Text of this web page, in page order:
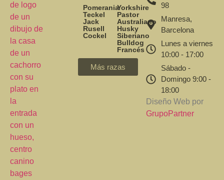
Pomerania
Teckel
Jack
Rusell
Cockel
Yorkshire
Pastor
Australiano
Husky
Siberiano
Bulldog
Francés
Más razas
98
Manresa,
Barcelona
Lunes a viernes
10:00 - 17:00
Sábado -
Domingo 9:00 -
18:00
Diseño Web por
GrupoPartner